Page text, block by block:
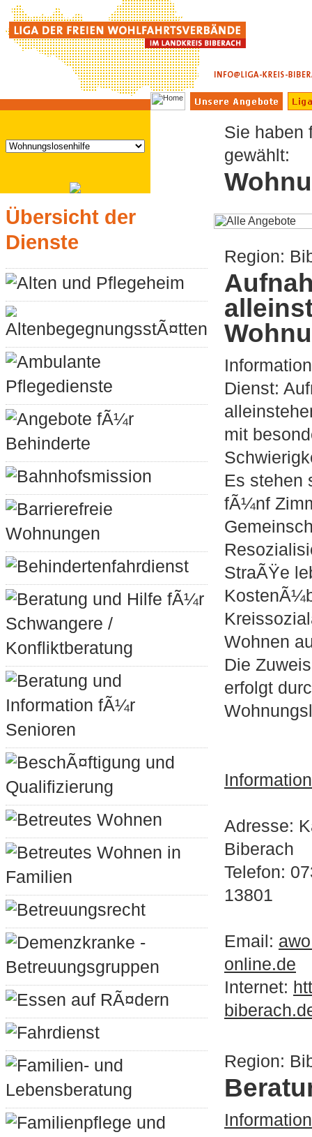
Übersicht der
Dienste
Alten und Pflegeheim
AltenbegegnungsstÃ¤tten
Ambulante
Pflegedienste
Angebote fÃ¼r
Behinderte
Bahnhofsmission
Barrierefreie
Wohnungen
Behindertenfahrdienst
Beratung und Hilfe fÃ¼r
Schwangere /
Konfliktberatung
Beratung und
Information fÃ¼r
Senioren
BeschÃ¤ftigung und
Qualifizierung
Betreutes Wohnen
Betreutes Wohnen in
Familien
Betreuungsrecht
Demenzkranke -
Betreuungsgruppen
Essen auf RÃ¤dern
Fahrdienst
Familien- und
Lebensberatung
Familienpflege und
Sie haben
gewählt:
Region:
Dienst:
mit
Es stehen
fÃ¼nf
StraÃŸe
Wohnen
Die
erfolgt
Adresse:
Biberach
Telefon:
13801
Email:
online.de
Internet:
Region: